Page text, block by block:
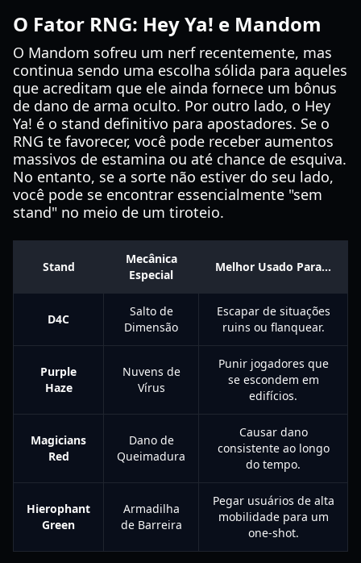
O Fator RNG: Hey Ya! e Mandom
O Mandom sofreu um nerf recentemente, mas
continua sendo uma escolha sólida para aqueles
que acreditam que ele ainda fornece um bônus
de dano de arma oculto. Por outro lado, o Hey
Ya! é o stand definitivo para apostadores. Se o
RNG te favorecer, você pode receber aumentos
massivos de estamina ou até chance de esquiva.
No entanto, se a sorte não estiver do seu lado,
você pode se encontrar essencialmente "sem
stand" no meio de um tiroteio.
Stand
Mecânica
Especial
Melhor Usado Para...
D4C
Salto de
Dimensão
Escapar de situações
ruins ou flanquear.
Purple
Haze
Nuvens de
Vírus
Punir jogadores que
se escondem em
edifícios.
Magicians
Red
Dano de
Queimadura
Causar dano
consistente ao longo
do tempo.
Hierophant
Green
Armadilha
de Barreira
Pegar usuários de alta
mobilidade para um
one-shot.